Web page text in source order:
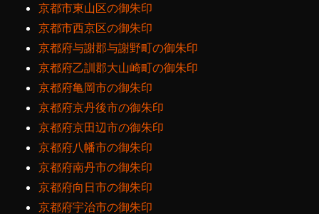
京都市東山区の御朱印
京都市西京区の御朱印
京都府与謝郡与謝野町の御朱印
京都府乙訓郡大山崎町の御朱印
京都府亀岡市の御朱印
京都府京丹後市の御朱印
京都府京田辺市の御朱印
京都府八幡市の御朱印
京都府南丹市の御朱印
京都府向日市の御朱印
京都府宇治市の御朱印